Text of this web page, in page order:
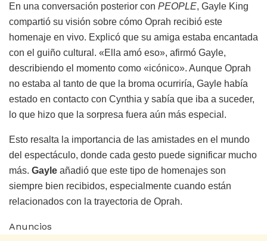
En una conversación posterior con PEOPLE, Gayle King
compartió su visión sobre cómo Oprah recibió este
homenaje en vivo. Explicó que su amiga estaba encantada
con el guiño cultural. «Ella amó eso», afirmó Gayle,
describiendo el momento como «icónico». Aunque Oprah
no estaba al tanto de que la broma ocurriría, Gayle había
estado en contacto con Cynthia y sabía que iba a suceder,
lo que hizo que la sorpresa fuera aún más especial.
Esto resalta la importancia de las amistades en el mundo
del espectáculo, donde cada gesto puede significar mucho
más. Gayle añadió que este tipo de homenajes son
siempre bien recibidos, especialmente cuando están
relacionados con la trayectoria de Oprah.
Anuncios